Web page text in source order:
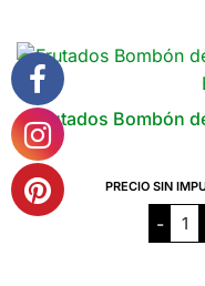
Frutados Bombón
PRECIO SIN
-
de